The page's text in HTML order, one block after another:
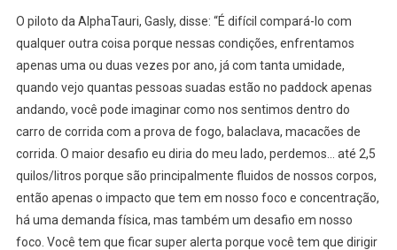
O piloto da AlphaTauri, Gasly, disse: “É difícil compará-lo com
qualquer outra coisa porque nessas condições, enfrentamos
apenas uma ou duas vezes por ano, já com tanta umidade,
quando vejo quantas pessoas suadas estão no paddock apenas
andando, você pode imaginar como nos sentimos dentro do
carro de corrida com a prova de fogo, balaclava, macacões de
corrida. O maior desafio eu diria do meu lado, perdemos… até 2,5
quilos/litros porque são principalmente fluidos de nossos corpos,
então apenas o impacto que tem em nosso foco e concentração,
há uma demanda física, mas também um desafio em nosso
foco. Você tem que ficar super alerta porque você tem que dirigir